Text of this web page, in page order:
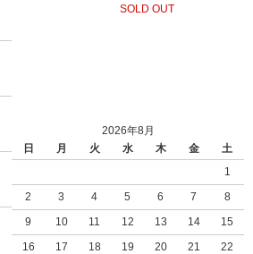
SOLD OUT
2026年8月
日
月 火 水 木 金
土
1
2
3 4 5 6 7
8
9
10 11 12 13 14
15
16
17 18 19 20 21
22